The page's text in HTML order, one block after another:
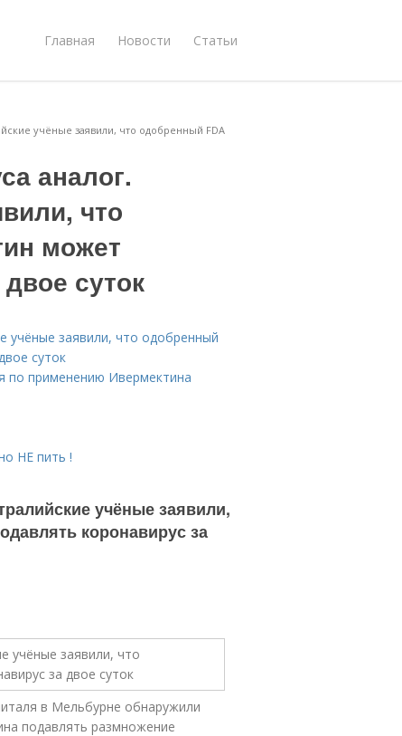
Главная Новости Статьи
учёные заявили, что одобренный FDA
аналог.
что
может
суток
учёные заявили, что одобренный
суток
по применению Ивермектина
НЕ пить !
учёные заявили,
коронавирус за
в Мельбурне обнаружили
подавлять размножение